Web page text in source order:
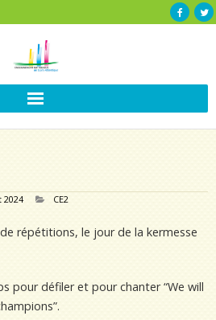
2024 CE2
répétitions, le jour de la kermesse
pour défiler et pour chanter “We will